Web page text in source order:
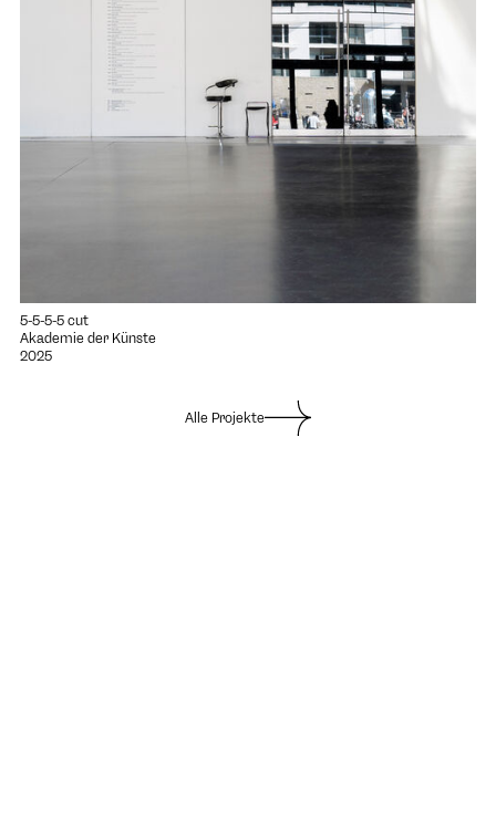
5-5-5-5 cut
Akademie der Künste
2025
Alle Projekte